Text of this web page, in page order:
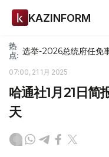
KAZINFORM
热
点: 选举-2026总统府任免
07:00, 21 1月 2025
哈通社1月21日简
天